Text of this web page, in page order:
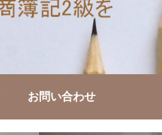
お問い合わせ